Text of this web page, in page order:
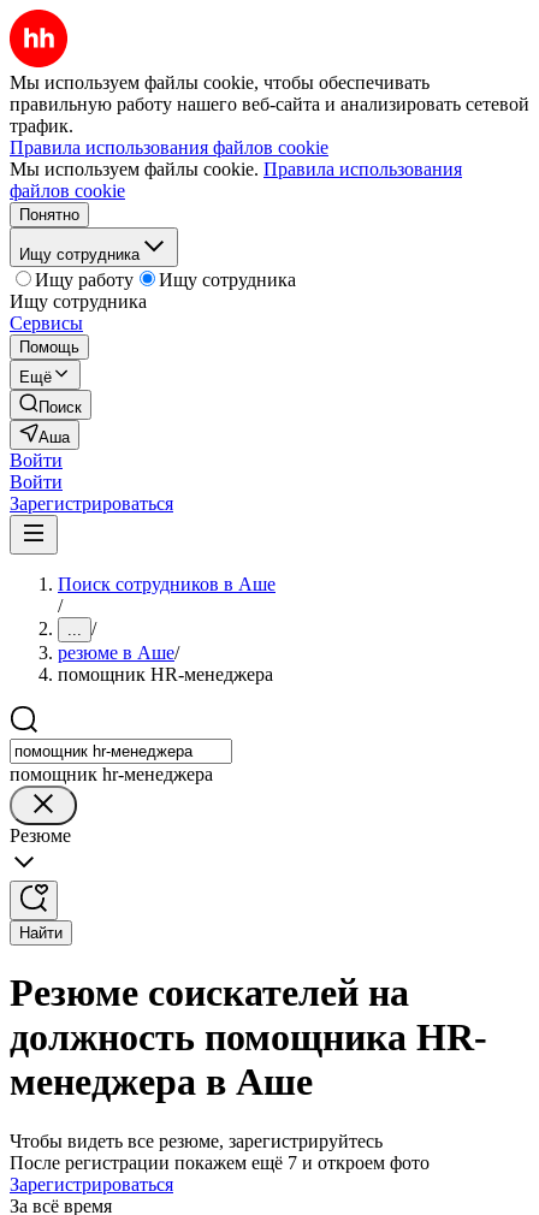
Мы используем файлы cookie, чтобы обеспечивать
правильную работу нашего веб-сайта и анализировать сетевой
трафик.
Правила использования файлов cookie
Мы используем файлы cookie. Правила использования
файлов cookie
Понятно
Ищу сотрудника
Ищу работу
Ищу сотрудника
Ищу сотрудника
Сервисы
Помощь
Ещё
Поиск
Аша
Войти
Войти
Зарегистрироваться
Поиск сотрудников в Аше
/
... /
резюме в Аше/
помощник HR-менеджера
помощник hr-менеджера
Резюме
Найти
Резюме соискателей на
должность помощника HR-
менеджера в Аше
Чтобы видеть все резюме, зарегистрируйтесь
После регистрации покажем ещё 7 и откроем фото
Зарегистрироваться
За всё время